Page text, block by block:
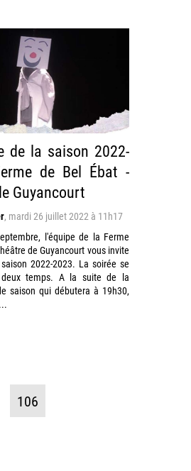
de la saison 2022-
de Bel Ébat -
Guyancourt
, mardi 26 juillet 2022 à 11h17
l'équipe de la Ferme
de Guyancourt vous invite
2022-2023. La soirée se
temps. A la suite de la
saison qui débutera à 19h30,
106